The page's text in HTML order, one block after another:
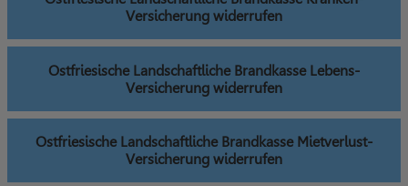
Versicherung widerrufen
Ostfriesische Landschaftliche Brandkasse Lebens-
Versicherung widerrufen
Ostfriesische Landschaftliche Brandkasse Mietverlust-
Versicherung widerrufen